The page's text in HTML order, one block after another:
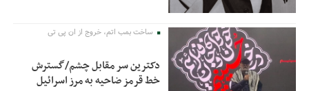
ساخت بمب اتم، خروج از ان پی تی
دکترین سر مقابل چشم/گسترش
خط قرمز ضاحیه به مرز اسرائیل